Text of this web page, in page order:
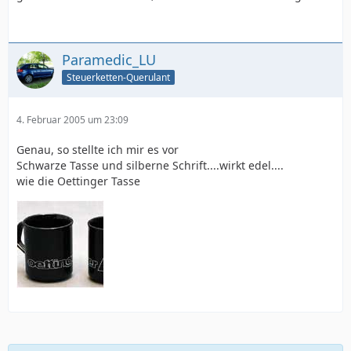
Paramedic_LU
Steuerketten-Querulant
4. Februar 2005 um 23:09
Genau, so stellte ich mir es vor
Schwarze Tasse und silberne Schrift....wirkt edel....
wie die Oettinger Tasse